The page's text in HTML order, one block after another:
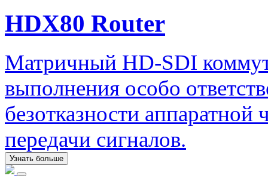
HDX80 Router
Матричный HD-SDI
выполнения особо
безотказности аппаратной
передачи сигналов.
Узнать больше